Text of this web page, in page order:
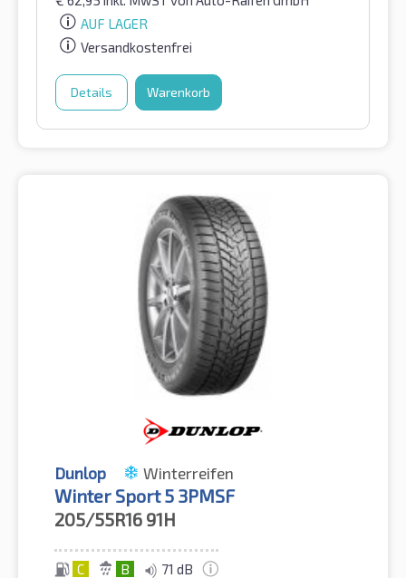
AUF LAGER
Versandkostenfrei
Details Warenkorb
Dunlop Winterreifen
Winter Sport 5 3PMSF
205/55R16 91H
C B 71 dB